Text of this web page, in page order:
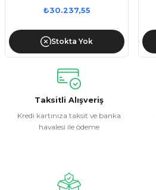
₺30.237,55
Stokta Yok
Taksitli Alışveriş
Kredi kartınıza taksit ve banka
havalesi ile ödeme